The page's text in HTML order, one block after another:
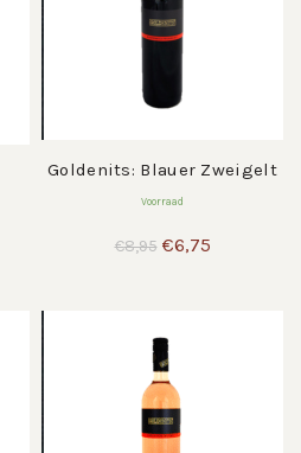
Goldenits: Blauer Zweigelt
Voorraad
€8,95 Oorspronkelijke
€6,75Huidige